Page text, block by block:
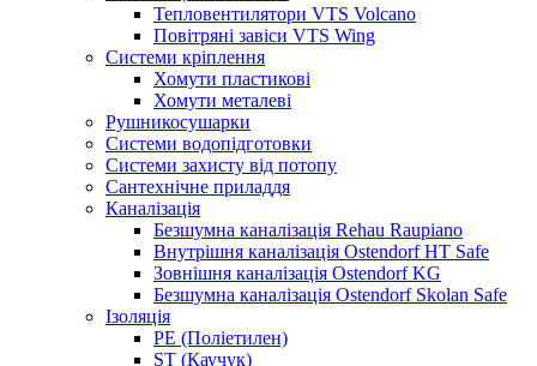
Тепловентилятори VTS Volcano
Повітряні завіси VTS Wing
Системи кріплення
Хомути пластикові
Хомути металеві
Рушникосушарки
Системи водопідготовки
Системи захисту від потопу
Сантехнічне приладдя
Каналізація
Безшумна каналізація Rehau Raupiano
Внутрішня каналізація Ostendorf HT Safe
Зовнішня каналізація Ostendorf KG
Безшумна каналізація Ostendorf Skolan Safe
Ізоляція
PE (Поліетилен)
ST (Каучук)